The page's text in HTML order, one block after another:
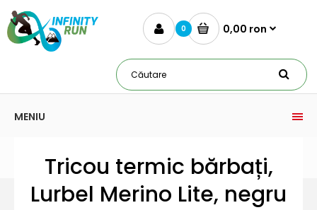
0 0,00 ron
MENIU
Tricou termic bărbați,
Lurbel Merino Lite, negru